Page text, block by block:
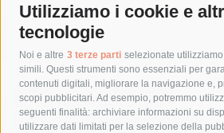
Utilizziamo i cookie e
tecnologie
Noi e altre 3 terze parti selezionate
simili. Questi strumenti sono essenziali per
contenuti digitali, migliorare la navigazione e,
scopi pubblicitari. Ad esempio, potremmo
seguenti finalità: archiviare informazioni su
utilizzare dati limitati per la selezione della
Tag
acqua allerta meteo
anas
area marina protetta di punta